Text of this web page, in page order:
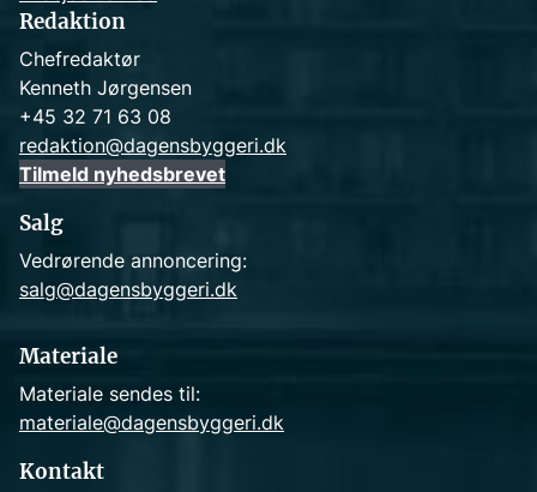
Redaktion
Chefredaktør
Kenneth Jørgensen
+45 32 71 63 08
redaktion@dagensbyggeri.dk
Tilmeld nyhedsbrevet
Salg
Vedrørende annoncering:
salg@dagensbyggeri.dk
Materiale
Materiale sendes til:
materiale@dagensbyggeri.dk
Kontakt